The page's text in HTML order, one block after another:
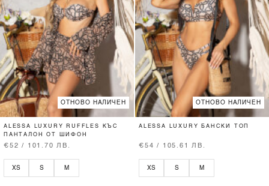
ОТНОВО НАЛИЧЕН
ALESSA LUXURY RUFFLES КЪС
ПАНТАЛОН ОТ ШИФОН
€52 / 101.70 ЛВ.
XS S M
ОТНОВО НАЛИЧЕН
ALESSA LUXURY БАНСКИ ТОП
€54 / 105.61 ЛВ.
XS S M